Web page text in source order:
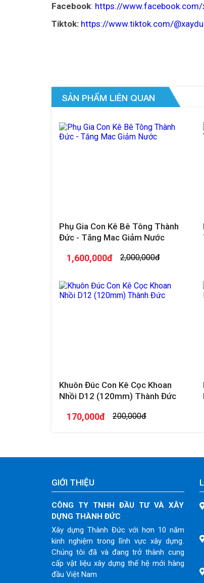
Facebook: https://www.facebook.com/
Tiktok: https://www.tiktok.com/
SẢN PHẨM LIÊN QUAN
Phụ Gia Con Kê Bê Tông Thành
Đức - Tăng Mac Giảm Nước
1,600,000đ 2,000,000đ
Khuôn Đúc Con Kê Cọc Khoan
Nhồi D12 (120mm) Thành Đức
170,000đ 200,000đ
GIỚI THIỆU
CÔNG TY TNHH ĐẦU TƯ VÀ XÂY
DỰNG THÀNH ĐỨC
Xây dựng Thành Đức với hơn 10 năm
kinh nghiệm trong lĩnh vực xây dựng.
Chúng tôi đã và đang trở thành cung
cấp vật liệu xây dựng thế hệ mới hàng
đầu Việt Nam